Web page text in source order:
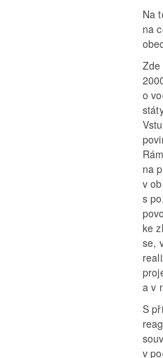
Na
na
o
na
v
s
ke
se,
a v
S
v